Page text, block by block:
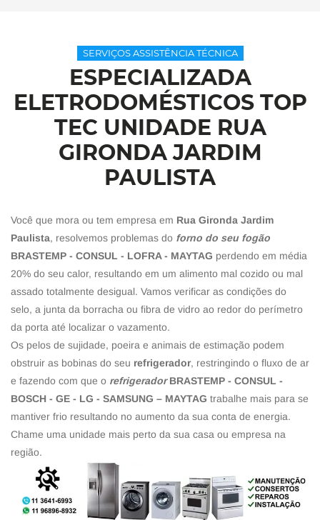
SERVIÇOS ASSISTÊNCIA TÉCNICA
ESPECIALIZADA
ELETRODOMÉSTICOS TOP
TEC UNIDADE RUA
GIRONDA JARDIM
PAULISTA
Você que mora ou tem empresa em Rua Gironda Jardim
Paulista, resolvemos problemas do forno do seu fogão
BRASTEMP - CONSUL - LOFRA - MAYTAG perdendo em média
20% do seu calor, resultando em um alimento mal cozido ou mal
assado totalmente desigual. Vamos verificar as condições do
selo, a junta da borracha ou fibra de vidro ao redor do perímetro
da porta até localizar o vazamento.
Os pelos de sujidade, poeira e animais de estimação podem
obstruir as bobinas do seu refrigerador, restringindo o fluxo de ar
e fazendo com que o refrigerador BRASTEMP - CONSUL -
BOSCH - GE - LG - SAMSUNG – MAYTAG trabalhe mais para se
mantiver frio resultando no aumento da sua conta de energia.
Chame uma unidade mais perto da sua casa ou empresa na
região.